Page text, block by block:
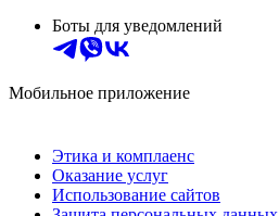
Боты для уведомлений
Мобильное приложение
Этика и комплаенс
Оказание услуг
Использование сайтов